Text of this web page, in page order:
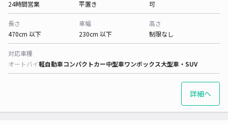
24時間営業
平置き
可
長さ
470cm 以下
車幅
230cm 以下
高さ
制限なし
対応車種
オートバイ軽自動車コンパクトカー中型車ワンボックス大型車・SUV
詳細へ